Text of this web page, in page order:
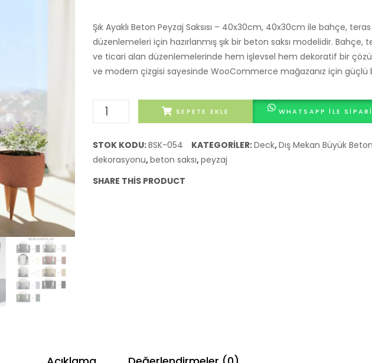
4.564,02 ₺.fiyat:
4.133,45 ₺.
Şık Ayaklı Beton Peyzaj Saksısı – 40x30cm, 40x30cm ile bahçe,
düzenlemeleri için hazırlanmış şık bir beton saksı modelidir. Bahçe,
ve ticari alan düzenlemelerinde hem işlevsel hem dekoratif bir
ve modern çizgisi sayesinde WooCommerce mağazanız için güçlü
Ayaklı
Peyzaj
Saksısı
-
SEPETE EKLE WHATSAPP ILE
STOK KODU:BSK-054 KATEGORILER:Deck,Dış Mekan Büyük
dekorasyonu,beton saksı,peyzaj
SHARE THIS PRODUCT